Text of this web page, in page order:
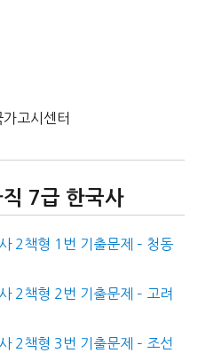
고시센터
7급 한국사
2책형 1번 기출문제 – 청동
2책형 2번 기출문제 – 고려
2책형 3번 기출문제 – 조선